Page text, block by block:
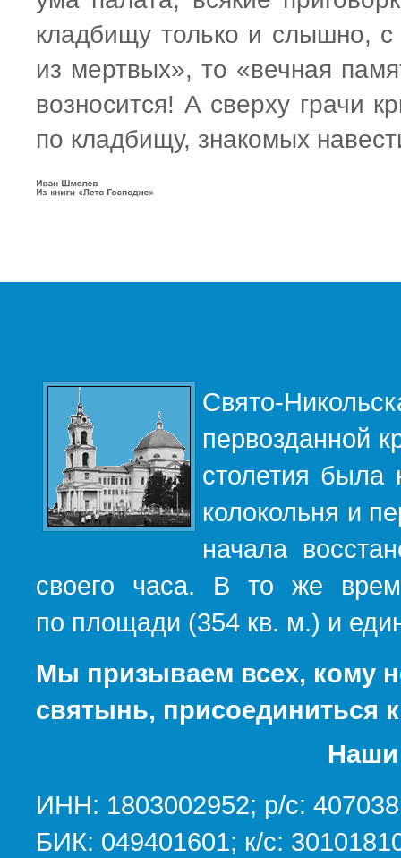
кладбищу только и слышно,
из мертвых», то «вечная
возносится! А сверху грачи
по кладбищу, знакомых
Свято-
первозданной
столетия была
колокольня и
начала
своего часа. В то же
по площади (354 кв. м.) и
Мы призываем всех, кому
святынь, присоединиться
Наши
ИНН: 1803002952; р/с:
БИК: 049401601; к/с: